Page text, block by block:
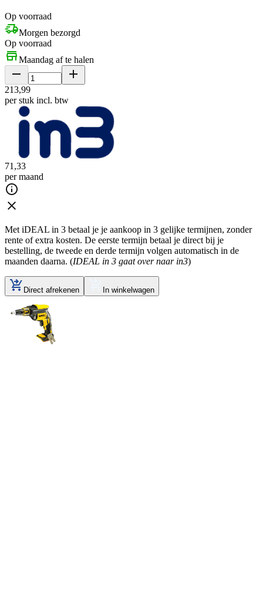
Op voorraad
Morgen bezorgd
Op voorraad
Maandag af te halen
213,99
per stuk incl. btw
71 ,33
per maand
Met iDEAL in 3 betaal je je aankoop in 3 gelijke termijnen, zonder
rente of extra kosten. De eerste termijn betaal je direct bij je
bestelling, de tweede en derde termijn volgen automatisch in de
maanden daarna. (IDEAL in 3 gaat over naar in3)
Direct afrekenen In winkelwagen